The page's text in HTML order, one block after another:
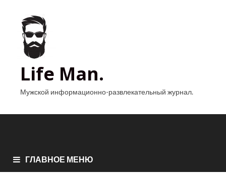
Life Man.
Мужской информационно-развлекательный журнал.
ГЛАВНОЕ МЕНЮ